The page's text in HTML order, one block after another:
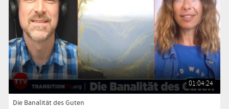
01:04:24
Die Banalität des Guten